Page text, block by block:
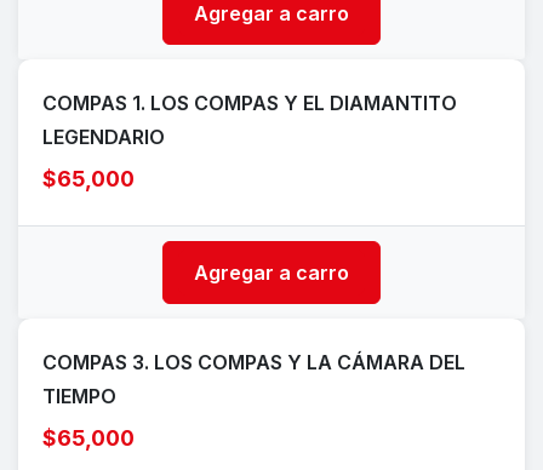
Agregar a carro
COMPAS 1. LOS COMPAS Y EL DIAMANTITO
LEGENDARIO
$65,000
Agregar a carro
COMPAS 3. LOS COMPAS Y LA CÁMARA DEL
TIEMPO
$65,000